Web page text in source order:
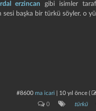
erzincan gibi isimler
başka bir türkü söyler. o
#8600 ma icari 10 yıl önce (
0 türkü